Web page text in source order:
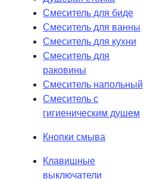
Смеситель для биде
Смеситель для ванны
Смеситель для кухни
Смеситель для
раковины
Смеситель напольный
Смеситель с
гигиеническим душем
Кнопки смыва
Клавишные
выключатели